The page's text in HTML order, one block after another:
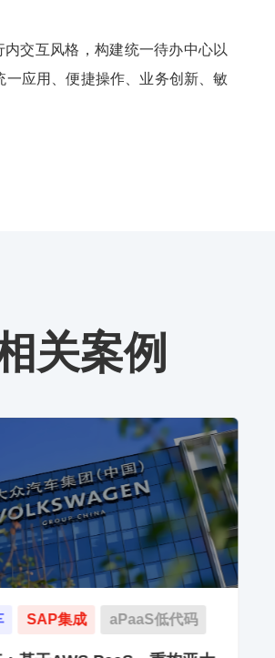
交互风格，构建统一待办中心以
应用、便捷操作、业务创新、敏
关案例
金融服务 门户管理 aPaaS低代码